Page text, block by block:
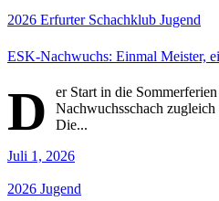
2026 Erfurter Schachklub Jugend
ESK-Nachwuchs: Einmal Meister,
D
er Start in die
Nachwuchsschach
Die...
Juli 1, 2026
2026 Jugend